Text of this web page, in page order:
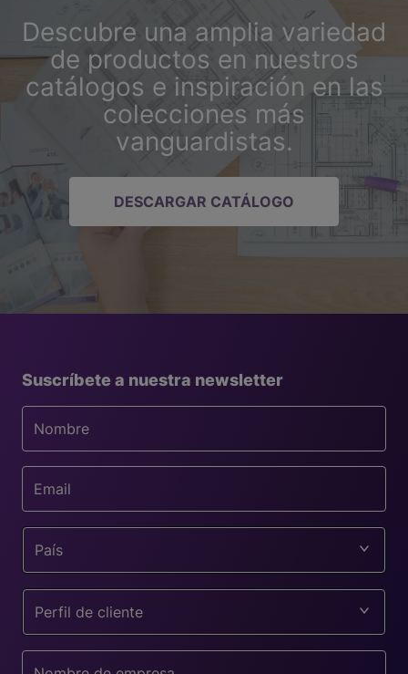
Descubre una amplia variedad
de productos en nuestros
catálogos e inspiración en las
colecciones más
vanguardistas.
DESCARGAR CATÁLOGO
Suscríbete a nuestra newsletter
País
Perfil de cliente